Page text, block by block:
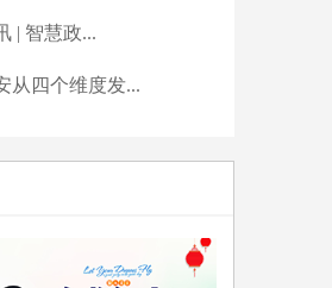
| 智慧政...
从四个维度发...